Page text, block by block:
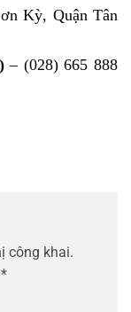
Kỳ, Quận Tân
– (028) 665 888
công khai.
*